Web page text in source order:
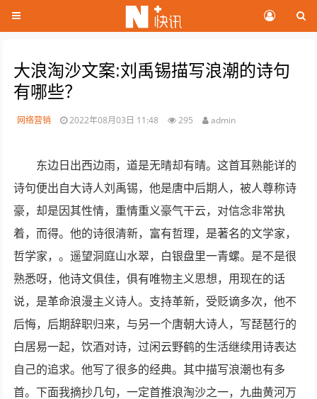
大浪淘沙文案:刘禹锡描写浪潮的诗句
有哪些？
网络营销 2022年08月03日 11:48 295 admin
东边日出西边雨，道是无晴却有晴。这首耳熟能详的
诗句便出自大诗人刘禹锡，他是唐中后期人，被人尊称诗
豪，却是因其性情，重情重义豪气干云，对信念非常执
着，而得。他的诗很清新，富有哲理，是著名的文学家，
哲学家，。遥望洞庭山水翠，白银盘里一青螺。是不是很
熟悉呀，他诗文俱佳，俱有唯物主义思想，用现在的话
说，是革命浪漫主义诗人。支持革新，受贬谪多次，他不
后悔，后期辞职归来，与另一个唐朝大诗人，写琵琶行的
白居易一起，饮酒对诗，过闲云野鹤的生活继续用诗表达
自己的追求。他写了很多的经典。其中描写浪潮也有多
首。下面我摘抄几句，一定首推浪淘沙之一，九曲黄河万